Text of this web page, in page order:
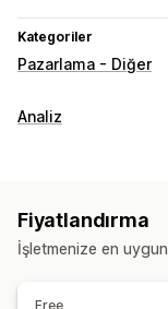
Kategoriler
Pazarlama - Diğer
Analiz
Pazarlama ve satış
Fiyatlandırma
İşletmenize en
Free